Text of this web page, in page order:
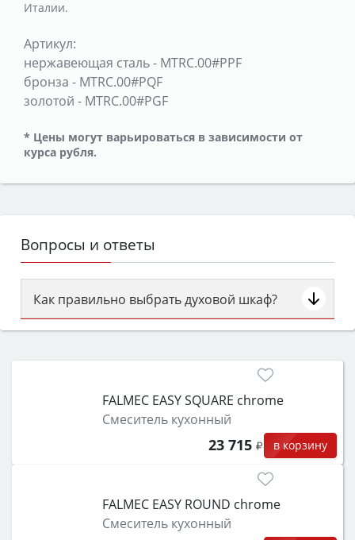
Италии.
Артикул:
нержавеющая сталь- MTRC.00#PPF
бронза - MTRC.00#PQF
золотой - MTRC.00#PGF
* Цены могут варьироваться в зависимости от
курса рубля.
Вопросы и ответы
Как правильно выбрать духовой шкаф?
Сначала определитесь с типом (газовый или
затем смотрите на объём 50–70 л для семьи,
функции (конвекция, гриль, самоочистка,
защита от детей).
FALMEC EASY SQUARE chrome
Смеситель кухонный
23 715 в корзину
FALMEC EASY ROUND chrome
Смеситель кухонный